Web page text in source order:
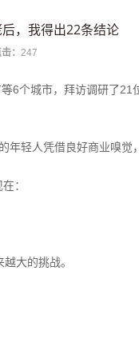
，我得出22条结论
： 247
6个城市，拜访调研了
轻人凭借良好商业嗅
：
大的挑战。